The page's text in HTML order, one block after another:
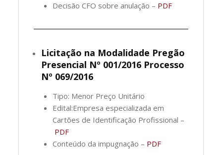
Decisão CFO sobre anulação – PDF
Licitação na Modalidade Pregão
Presencial Nº 001/2016 Processo
Nº 069/2016
Tipo: Menor Preço Unitário
Edital:Empresa especializada em
Cartões de Identificação Profissional –
PDF
Conteúdo da impugnação – PDF